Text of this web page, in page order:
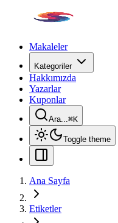
Makaleler
Kategoriler
Hakkımızda
Yazarlar
Kuponlar
Ara...⌘K
Toggle theme
Ana Sayfa
Etiketler